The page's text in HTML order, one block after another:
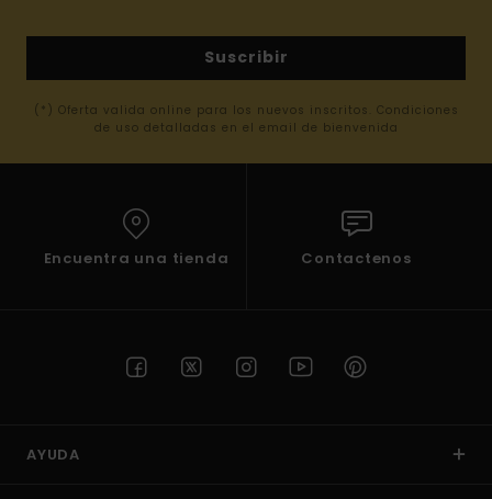
Suscribir
(*) Oferta valida online para los nuevos inscritos. Condiciones
de uso detalladas en el email de bienvenida
Encuentra una tienda Contactenos
AYUDA